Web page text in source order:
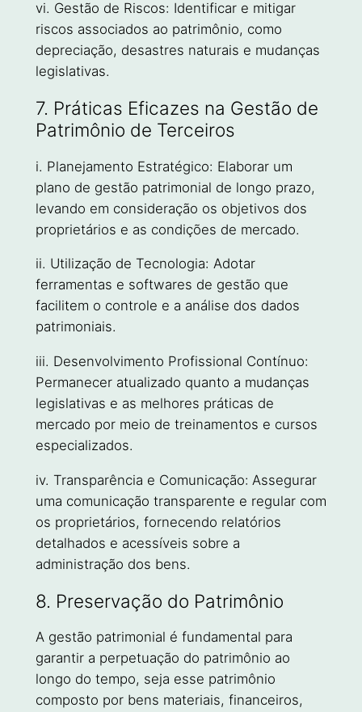
vi. Gestão de Riscos: Identificar e mitigar
riscos associados ao patrimônio, como
depreciação, desastres naturais e mudanças
legislativas.
7. Práticas Eficazes na Gestão de
Patrimônio de Terceiros
i. Planejamento Estratégico: Elaborar um
plano de gestão patrimonial de longo prazo,
levando em consideração os objetivos dos
proprietários e as condições de mercado.
ii. Utilização de Tecnologia: Adotar
ferramentas e softwares de gestão que
facilitem o controle e a análise dos dados
patrimoniais.
iii. Desenvolvimento Profissional Contínuo:
Permanecer atualizado quanto a mudanças
legislativas e as melhores práticas de
mercado por meio de treinamentos e cursos
especializados.
iv. Transparência e Comunicação: Assegurar
uma comunicação transparente e regular com
os proprietários, fornecendo relatórios
detalhados e acessíveis sobre a
administração dos bens.
8. Preservação do Patrimônio
A gestão patrimonial é fundamental para
garantir a perpetuação do patrimônio ao
longo do tempo, seja esse patrimônio
composto por bens materiais, financeiros,